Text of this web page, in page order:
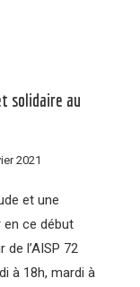
solidaire au
2021
et une
ce début
de l’AISP 72
à 18h, mardi à